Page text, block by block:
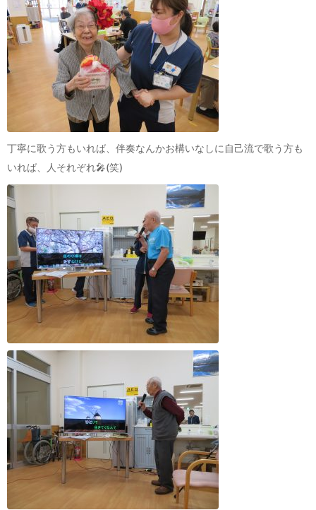
丁寧に歌う方もいれば、伴奏なんかお構いなしに自己流で歌う方も
いれば、人それぞれ🎤(笑)